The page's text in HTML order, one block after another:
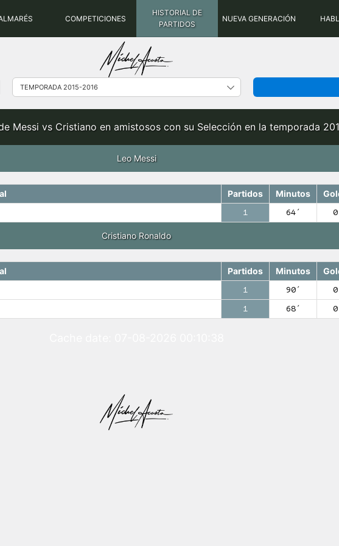
COMPETICIONES
HISTORIAL DE
PARTIDOS
NUEVA GENERACIÓN
Messi vs Cristiano en amistosos con su Selección en la temporada
Leo Messi
Partidos Minutos
1 64′ 0
Cristiano Ronaldo
Partidos Minutos
1 90′ 0
1 68′ 0